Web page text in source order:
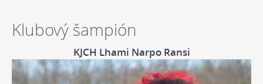
Klubový šampión
KJCH Lhami Narpo Ransi